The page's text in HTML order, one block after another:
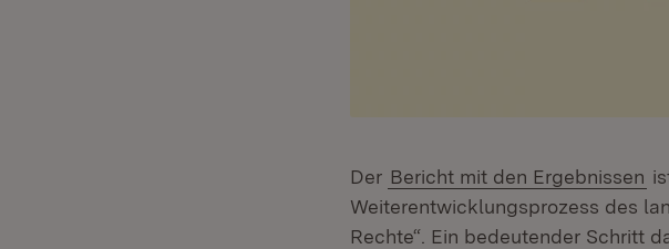
Der Bericht mit den Ergebnissen
Weiterentwicklungsprozess des
Rechte“. Ein bedeutender Schritt